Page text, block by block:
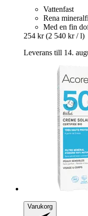
Vattenfast
Rena
Med en fin
254 kr (2 540 kr / l)
Leverans till 14.
Varukorg